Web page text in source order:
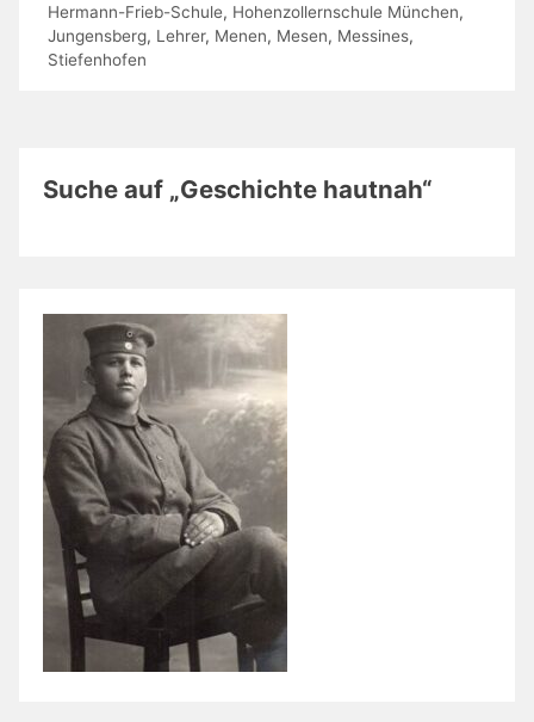
Hermann-Frieb-Schule, Hohenzollernschule München,
Jungensberg, Lehrer, Menen, Mesen, Messines,
Stiefenhofen
Suche auf „Geschichte hautnah“